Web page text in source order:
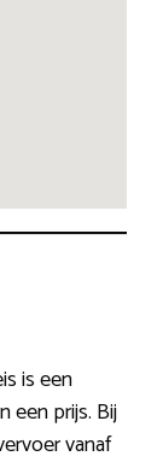
is een
een prijs. Bij
vanaf